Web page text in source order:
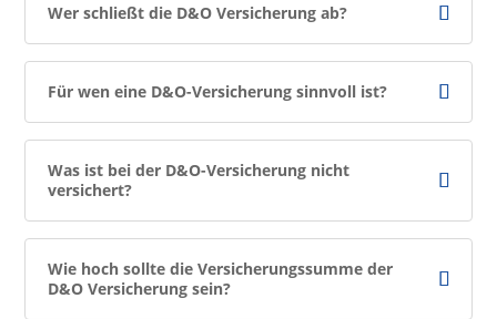
Wer schließt die D&O Versicherung ab?
Für wen eine D&O-Versicherung sinnvoll ist?
Was ist bei der D&O-Versicherung nicht
versichert?
Wie hoch sollte die Versicherungssumme der
D&O Versicherung sein?